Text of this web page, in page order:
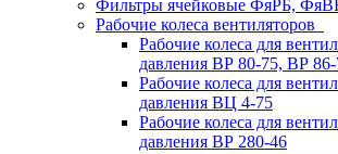
Фильтры ячейковые ФяРБ,
Рабочие колеса вентиляторов
Рабочие колеса для
давления ВР 80-75, ВР
Рабочие колеса для
давления ВЦ 4-75
Рабочие колеса для
давления ВР 280-46